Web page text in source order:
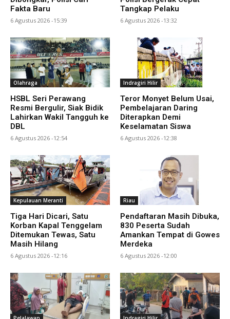
Fakta Baru
6 Agustus 2026 -15:39
Tangkap Pelaku
6 Agustus 2026 -13:32
Olahraga
HSBL Seri Perawang
Resmi Bergulir, Siak Bidik
Lahirkan Wakil Tangguh ke
DBL
6 Agustus 2026 -12:54
Indragiri Hilir
Teror Monyet Belum Usai,
Pembelajaran Daring
Diterapkan Demi
Keselamatan Siswa
6 Agustus 2026 -12:38
Kepulauan Meranti
Tiga Hari Dicari, Satu
Korban Kapal Tenggelam
Ditemukan Tewas, Satu
Masih Hilang
6 Agustus 2026 -12:16
Riau
Pendaftaran Masih Dibuka,
830 Peserta Sudah
Amankan Tempat di Gowes
Merdeka
6 Agustus 2026 -12:00